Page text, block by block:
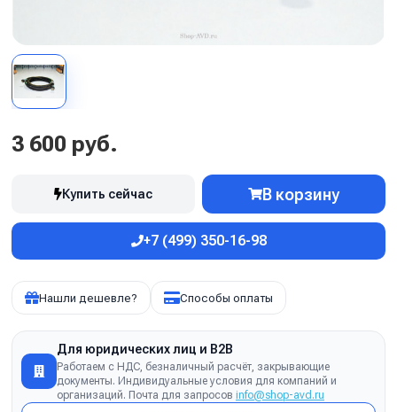
3 600 руб.
Купить сейчас В корзину
+7 (499) 350-16-98
Нашли дешевле? Способы оплаты
Для юридических лиц и B2B
Работаем с НДС, безналичный расчёт, закрывающие
документы. Индивидуальные условия для компаний и
организаций. Почта для запросов info@shop-avd.ru